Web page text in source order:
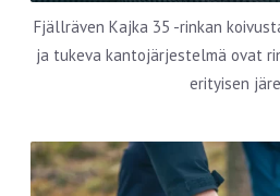
Fjällräven Kajka 35 -rinkan
ja tukeva kantojärjestelmä ovat
erityisen